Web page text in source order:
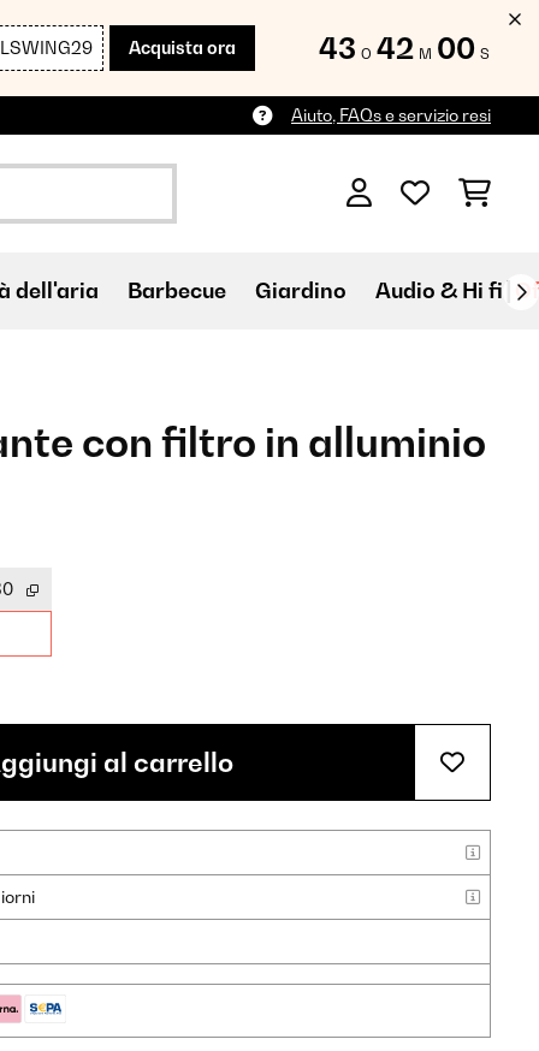
Acquista ora 43 O 41 M 59 S
Aiuto, FAQs e servizio resi
dell'aria Barbecue Giardino Audio & Hi fi
con filtro in alluminio
al carrello